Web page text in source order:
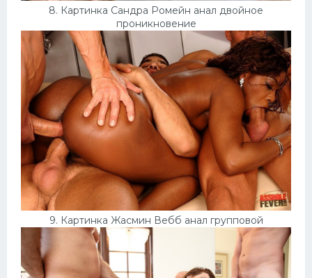
8. Картинка Сандра Ромейн анал двойное
проникновение
9. Картинка Жасмин Вебб анал групповой